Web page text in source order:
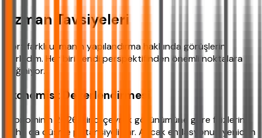
Uzman Tavsiyeleri
Dört farklı uzmanın yapılandırma hakkında görüşlerini
derledim. Her biri kendi perspektifinden önemli noktalara
değiniyor.
Ekonomist Değerlendirmesi
Ekonominin 2026 ikinci çeyrek görünümüne göre faizlerin
daha da düşme potansiyeli var. Ancak enflasyonun yeniden